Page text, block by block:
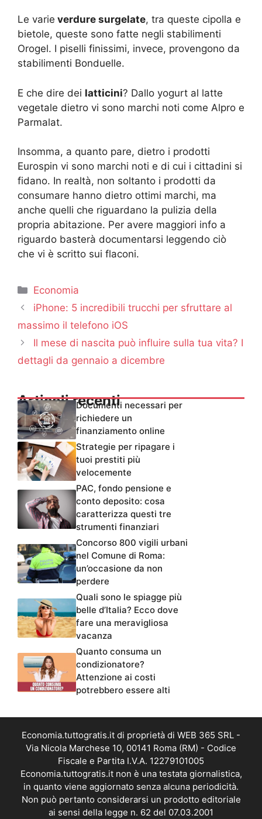
Le varie verdure surgelate, tra queste cipolla e
bietole, queste sono fatte negli stabilimenti
Orogel. I piselli finissimi, invece, provengono da
stabilimenti Bonduelle.
E che dire dei latticini? Dallo yogurt al latte
vegetale dietro vi sono marchi noti come Alpro e
Parmalat.
Insomma, a quanto pare, dietro i prodotti
Eurospin vi sono marchi noti e di cui i cittadini si
fidano. In realtà, non soltanto i prodotti da
consumare hanno dietro ottimi marchi, ma
anche quelli che riguardano la pulizia della
propria abitazione. Per avere maggiori info a
riguardo basterà documentarsi leggendo ciò
che vi è scritto sui flaconi.
Categorie
Economia
iPhone: 5 incredibili trucchi per sfruttare al
massimo il telefono iOS
Il mese di nascita può influire sulla tua vita? I
dettagli da gennaio a dicembre
Articoli recentiDocumenti necessari per
richiedere un
finanziamento online
Strategie per ripagare i
tuoi prestiti più
velocemente
PAC, fondo pensione e
conto deposito: cosa
caratterizza questi tre
strumenti finanziari
Concorso 800 vigili urbani
nel Comune di Roma:
un’occasione da non
perdere
Quali sono le spiagge più
belle d’Italia? Ecco dove
fare una meravigliosa
vacanza
Quanto consuma un
condizionatore?
Attenzione ai costi
potrebbero essere alti
Economia.tuttogratis.it di proprietà di WEB 365 SRL -
Via Nicola Marchese 10, 00141 Roma (RM) - Codice
Fiscale e Partita I.V.A. 12279101005
Economia.tuttogratis.it non è una testata giornalistica,
in quanto viene aggiornato senza alcuna periodicità.
Non può pertanto considerarsi un prodotto editoriale
ai sensi della legge n. 62 del 07.03.2001